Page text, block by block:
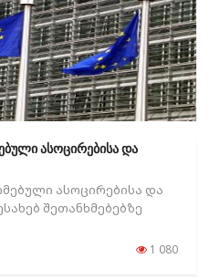
ასოცირებისა და
ასოცირებისა და
შეთანხმებებზე
1 080